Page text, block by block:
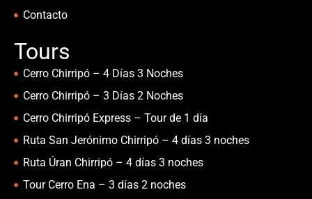
Contacto
Tours
Cerro Chirripó – 4 Días 3 Noches
Cerro Chirripó – 3 Días 2 Noches
Cerro Chirripó Express – Tour de 1 día
Ruta San Jerónimo Chirripó – 4 días 3 noches
Ruta Úran Chirripó – 4 días 3 noches
Tour Cerro Ena – 3 días 2 noches